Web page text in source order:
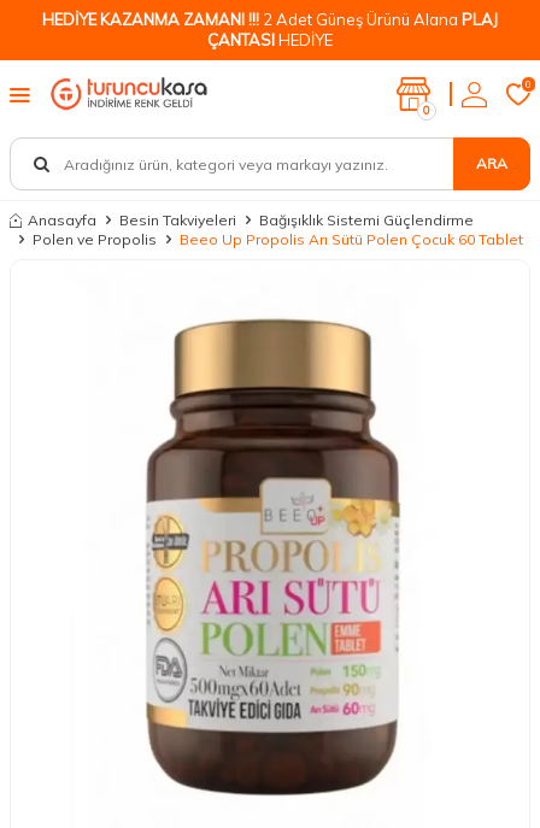
HEDİYE KAZANMA ZAMANI !!! 2 Adet Güneş Ürünü Alana PLAJ
ÇANTASIHEDİYE
ARA
0
0
Anasayfa Besin Takviyeleri
Bağışıklık Sistemi Güçlendirme
Polen ve Propolis
Beeo Up Propolis Arı Sütü Polen Çocuk 60 Tablet